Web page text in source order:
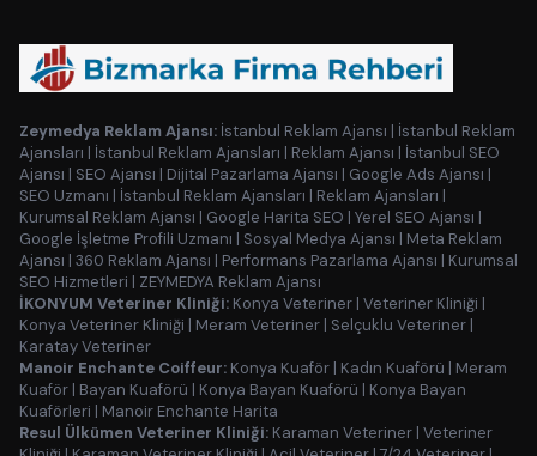
Zeymedya Reklam Ajansı: İstanbul Reklam Ajansı | İstanbul Reklam
Ajansları | İstanbul Reklam Ajansları | Reklam Ajansı | İstanbul SEO
Ajansı | SEO Ajansı | Dijital Pazarlama Ajansı | Google Ads Ajansı |
SEO Uzmanı | İstanbul Reklam Ajansları | Reklam Ajansları |
Kurumsal Reklam Ajansı | Google Harita SEO | Yerel SEO Ajansı |
Google İşletme Profili Uzmanı | Sosyal Medya Ajansı | Meta Reklam
Ajansı | 360 Reklam Ajansı | Performans Pazarlama Ajansı | Kurumsal
SEO Hizmetleri | ZEYMEDYA Reklam Ajansı
İKONYUM Veteriner Kliniği: Konya Veteriner | Veteriner Kliniği |
Konya Veteriner Kliniği | Meram Veteriner | Selçuklu Veteriner |
Karatay Veteriner
Manoir Enchante Coiffeur: Konya Kuaför | Kadın Kuaförü | Meram
Kuaför | Bayan Kuaförü | Konya Bayan Kuaförü | Konya Bayan
Kuaförleri | Manoir Enchante Harita
Resul Ülkümen Veteriner Kliniği: Karaman Veteriner | Veteriner